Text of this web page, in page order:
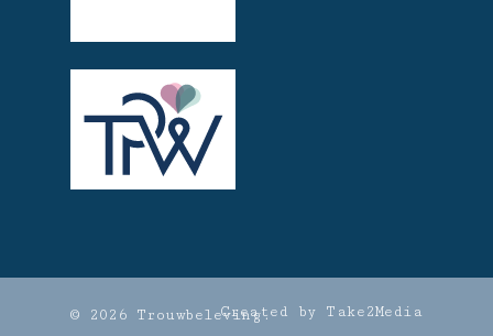
© 2026 Trouwbeleving.Created by Take2Media